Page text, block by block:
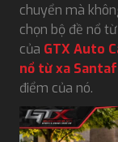
chuyển mà
chọn bộ đề nổ
của GTX Auto
nổ từ xa
điểm của nó.